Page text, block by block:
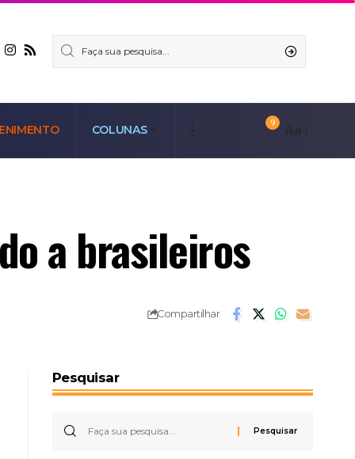
COLUNAS
9 Aa
a brasileiros
Compartilhar
Pesquisar